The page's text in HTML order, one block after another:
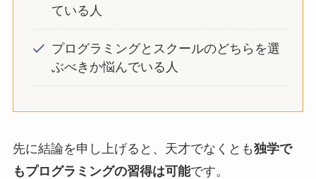
ている人
プログラミングとスクールのどちらを選
ぶべきか悩んでいる人
先に結論を申し上げると、天才でなくとも独学で
もプログラミングの習得は可能です。